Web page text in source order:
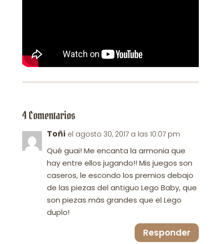
4 Comentarios
Toñi el agosto 30, 2017 a las 10:07 pm
Qué guai! Me encanta la armonia que
hay entre ellos jugando!! Mis juegos son
caseros, le escondo los premios debajo
de las piezas del antiguo Lego Baby, que
son piezas más grandes que el Lego
duplo!
Responder